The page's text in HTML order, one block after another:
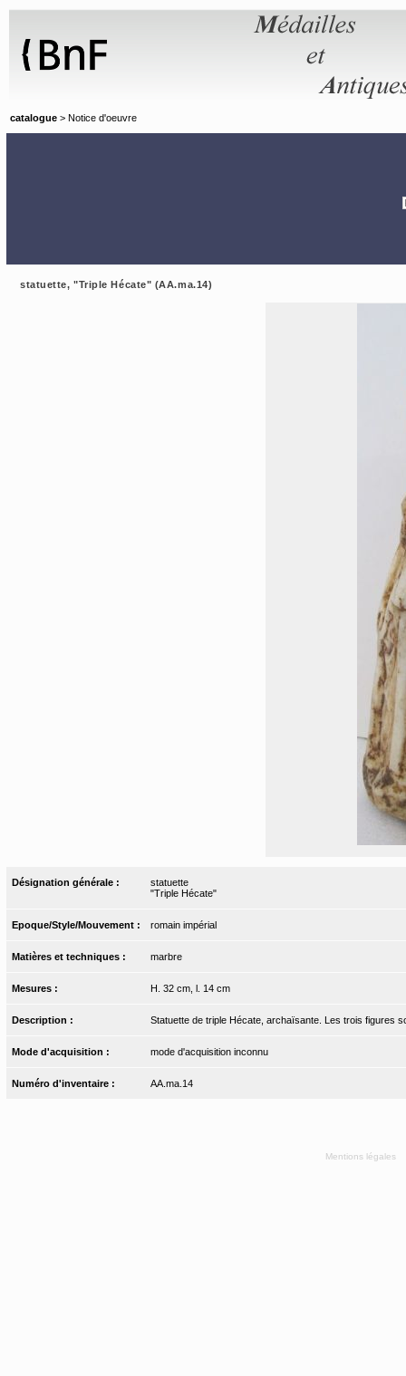
catalogue > Notice d'oeuvre
statuette, "Triple Hécate" (AA.ma.14)
Désignation générale :
statuette
"Triple Hécate"
Epoque/Style/Mouvement : romain impérial
Matières et techniques : marbre
Mesures : H. 32 cm, l. 14 cm
Description : Statuette de triple Hécate, archaïsante. Les trois figures
Mode d'acquisition : mode d'acquisition inconnu
Numéro d'inventaire : AA.ma.14
Mentions légales